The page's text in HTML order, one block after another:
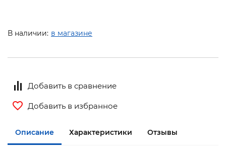
В наличии: в магазине
Добавить в сравнение
Добавить в избранное
Описание Характеристики Отзывы